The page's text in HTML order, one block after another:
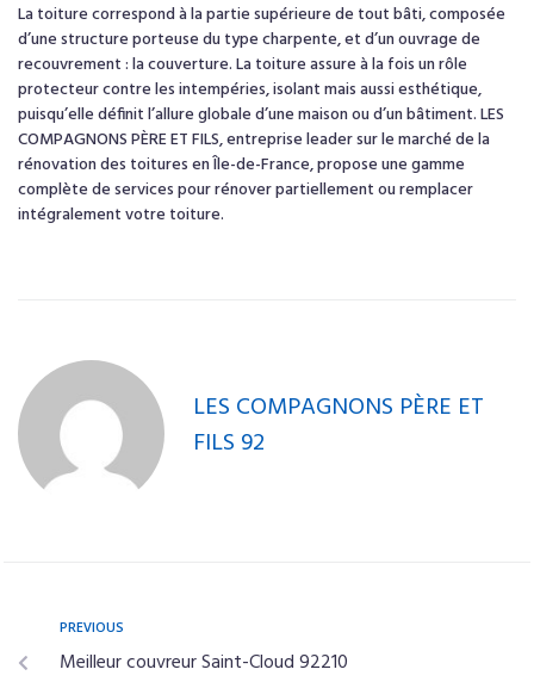
La toiture correspond à la partie supérieure de tout bâti, composée
d’une structure porteuse du type charpente, et d’un ouvrage de
recouvrement : la couverture. La toiture assure à la fois un rôle
protecteur contre les intempéries, isolant mais aussi esthétique,
puisqu’elle définit l’allure globale d’une maison ou d’un bâtiment. LES
COMPAGNONS PÈRE ET FILS, entreprise leader sur le marché de la
rénovation des toitures en Île-de-France, propose une gamme
complète de services pour rénover partiellement ou remplacer
intégralement votre toiture.
LES COMPAGNONS PÈRE ET
FILS 92
PREVIOUS
Meilleur couvreur Saint-Cloud 92210